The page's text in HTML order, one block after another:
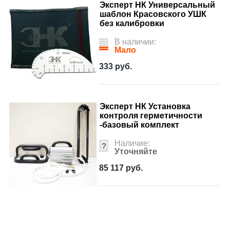
Эксперт НК Универсальный
шаблон Красовского УШК
без калибровки
В наличии:
Мало
333 руб.
Эксперт НК Установка
контроля герметичности
-базовый комплект
Наличие:
Уточняйте
85 117 руб.